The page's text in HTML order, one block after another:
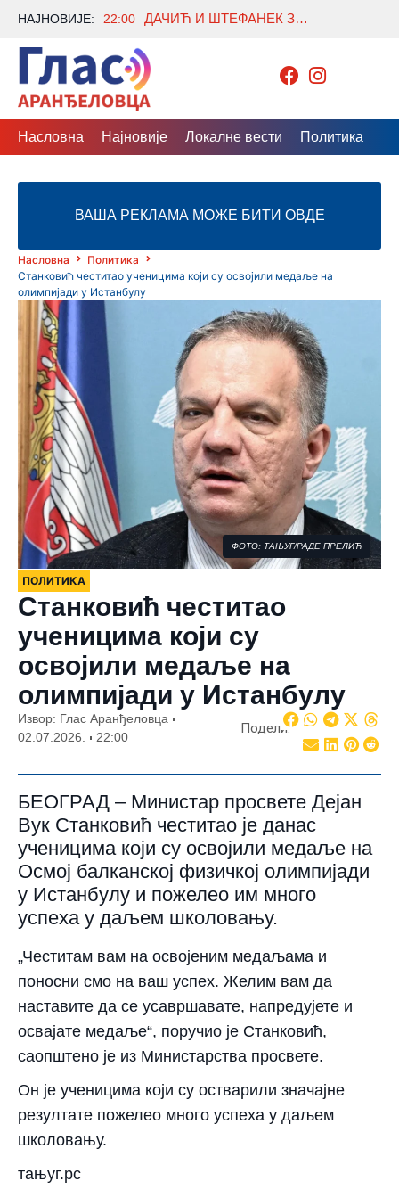
НАЈНОВИЈЕ: 22:00 ДАЧИЋ И ШТЕФАНЕК ЗА ЈАЧИ СПОРТ У ПОЛИЦИЈИ: НАСТАВАК ПОДРШКЕ РАЗВОЈУ И ТАКМИЧЕЊИМА
Насловна Најновије Локалне вести Политика
ВАША РЕКЛАМА МОЖЕ БИТИ ОВДЕ
Насловна
Политика
Станковић честитао ученицима који су освојили медаље на
олимпијади у Истанбулу
ФОТО: ТАЊУГ/РАДЕ ПРЕЛИЋ
ПОЛИТИКА
Станковић честитао
ученицима који су
освојили медаље на
олимпијади у Истанбулу
Извор: Глас Аранђеловца
02.07.2026.
22:00
Подели:
БЕОГРАД – Министар просвете Дејан
Вук Станковић честитао је данас
ученицима који су освојили медаље на
Осмој балканској физичкој олимпијади
у Истанбулу и пожелео им много
успеха у даљем школовању.
„Честитам вам на освојеним медаљама и
поносни смо на ваш успех. Желим вам да
наставите да се усавршавате, напредујете и
освајате медаље“, поручио је Станковић,
саопштено је из Министарства просвете.
Он је ученицима који су остварили значајне
резултате пожелео много успеха у даљем
школовању.
тањуг.рс